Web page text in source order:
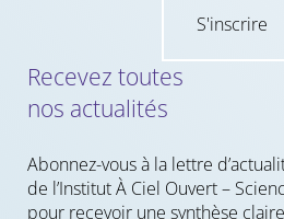
Recevez toutes
nos actualités
Abonnez-vous à la lettre
de l’Institut À Ciel Ouvert –
pour recevoir une synthèse
S'inscrire